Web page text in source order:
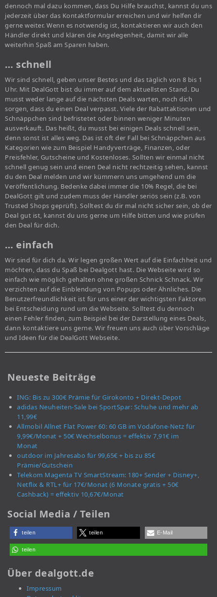
dennoch mal dazu kommen, dass Du Hilfe brauchst, kannst du uns
jederzeit über das Kontaktformular erreichen und wir helfen dir
gerne weiter. Wenn es notwendig ist, kontaktieren wir auch den
Händler direkt und klären die Angelegenheit, damit wir alle
weiterhin Spaß am Sparen haben.
… schnell
Wir sind schnell, geben unser Bestes und das täglich von 8 bis 1
Uhr. Mit DealGott bist du immer auf dem aktuellsten Stand. Du
musst weder lange auf die nächsten Deals warten, noch dich
sorgen, dass du einen Deal verpasst. Viele der Rabattaktionen und
Schnäppchen sind befristetet oder binnen weniger Minuten
ausverkauft. Das heißt, du musst bei einigen Deals schnell sein,
denn sonst ist alles weg. Das ist oft der Fall bei Schnäppchen aus
Kategorien wie zum Beispiel Handyverträge, Finanzen, oder
Preisfehler, Gutscheine und Kostenloses. Sollten wir einmal nicht
schnell genug sein und einen Deal nicht rechtzeitig sehen, kannst
du den Deal melden und wir kümmern uns umgehend um die
Veröffentlichung. Bedenke dabei immer die 10% Regel, die bei
DealGott gilt und zudem muss der Händler seriös sein (z.B. von
Trusted Shops geprüft). Solltest du dir mal nicht sicher sein, ob der
Deal gut ist, kannst du uns gerne um Hilfe bitten und wie prüfen
den Deal für dich.
… einfach
Wir sind für dich da. Wir legen großen Wert auf die Einfachheit und
möchten, dass du Spaß bei Dealgott hast. Die Webseite wird so
einfach wie möglich gehalten ohne großen Schnick Schnack. Wir
verzichten auf die Einblendung von Popups oder Ähnliches. Die
Benutzerfreundlichkeit ist für uns einer der wichtigsten Faktoren
bei Entscheidung rund um die Webseite. Solltest du dennoch
einen Fehler finden, zum Beispiel bei der Darstellung eines Deals,
dann kontaktiere uns gerne. Wir freuen uns auch über Vorschläge
und Ideen für die DealGott Webseite.
Neueste Beiträge
ING: Bis zu 300€ Prämie für Girokonto + Direkt-Depot
adidas Neuheiten-Sale bei SportSpar: Schuhe und mehr ab
11,99€
Allmobil Allnet Flat Power 60: 60 GB im Vodafone-Netz für
9,99€/Monat + 50€ Wechselbonus = effektiv 7,91€ im
Monat
outdoor im Jahresabo für 99,65€ + bis zu 85€
Prämie/Gutschein
Telekom Magenta TV SmartStream: 180+ Sender + Disney+,
Netflix & RTL+ für 17€/Monat (6 Monate gratis + 50€
Cashback) = effektiv 10,67€/Monat
Social Media / Teilen
teilen teilen E-Mail
teilen
Über dealgott.de
Impressum